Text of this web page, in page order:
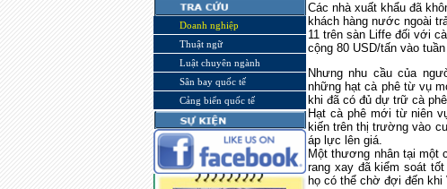
Doanh nghiệp
Thuật ngữ
Luật chuyên ngành
Sân bay quốc tế
Cảng biển quốc tế
Các nhà xuất khẩu đã
khách hàng nước ngoài
11 trên sàn Liffe đối với
cộng 80 USD/tấn vào
Nhưng nhu cầu của
những hạt cà phê từvụ
khi đã có đủ dự trữ cà phê
Hạt cà phê mới từ niên
kiến ​​trên thị trườngvào
áp lực lên giá.
Một thương nhân tại một
rang xay đã kiểm soát
họ có thể chờ đợi đến